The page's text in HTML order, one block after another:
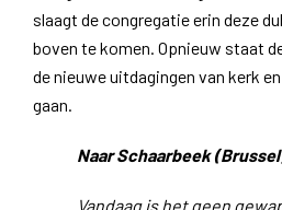
slaagt de congregatie erin deze
boven te komen. Opnieuw staat
de nieuwe uitdagingen van kerk
gaan.
Naar Schaarbeek
Vandaag is het geen